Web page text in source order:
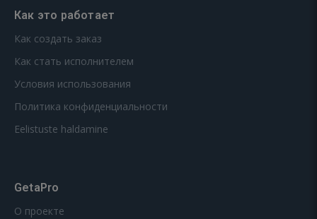
Как это работает
Как создать заказ
Как стать исполнителем
Условия использования
Политика конфиденциальности
Eelistuste haldamine
GetaPro
О проекте